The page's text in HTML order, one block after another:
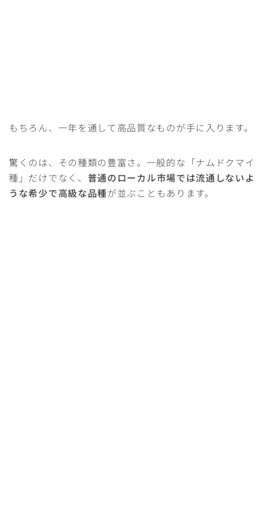
もちろん、一年を通して高品質なものが手に入ります。
驚くのは、その種類の豊富さ。一般的な「ナムドクマイ
種」だけでなく、 普通のローカル市場では流通しないよ
うな希少で高級な品種が並ぶこともあります。